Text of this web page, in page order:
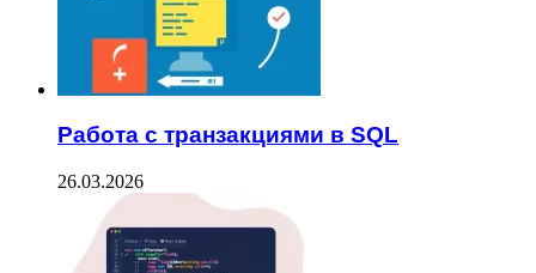
Работа с транзакциями в SQL
26.03.2026